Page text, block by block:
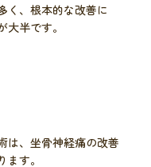
く、根本的な改善に
半です。
は、坐骨神経痛の改善
す。